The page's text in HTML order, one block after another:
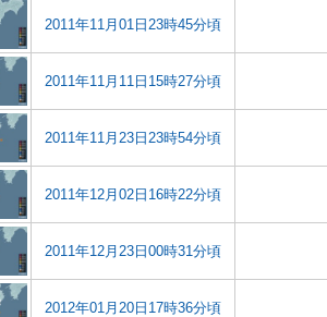
2011年11月01日23時45分頃
2011年11月11日15時27分頃
2011年11月23日23時54分頃
2011年12月02日16時22分頃
2011年12月23日00時31分頃
2012年01月20日17時36分頃